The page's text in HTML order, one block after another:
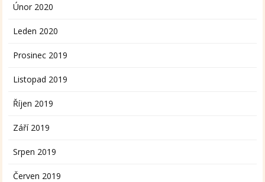
Únor 2020
Leden 2020
Prosinec 2019
Listopad 2019
Říjen 2019
Září 2019
Srpen 2019
Červen 2019